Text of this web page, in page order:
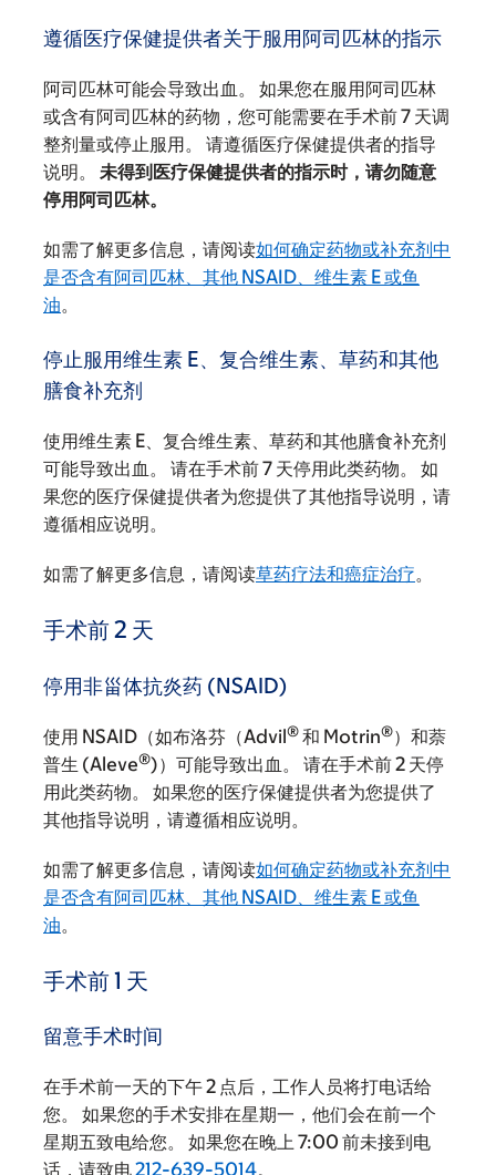
遵循医疗保健提供者关于服用阿司匹林的指示
阿司匹林可能会导致出血。 如果您在服用阿司匹林
或含有阿司匹林的药物，您可能需要在手术前 7 天调
整剂量或停止服用。 请遵循医疗保健提供者的指导
说明。 未得到医疗保健提供者的指示时，请勿随意
停用阿司匹林。
如需了解更多信息，请阅读如何确定药物或补充剂中
是否含有阿司匹林、其他 NSAID、维生素 E 或鱼
油。
停止服用维生素 E、复合维生素、草药和其他
膳食补充剂
使用维生素 E、复合维生素、草药和其他膳食补充剂
可能导致出血。 请在手术前 7 天停用此类药物。 如
果您的医疗保健提供者为您提供了其他指导说明，请
遵循相应说明。
如需了解更多信息，请阅读草药疗法和癌症治疗。
手术前 2 天
停用非甾体抗炎药 (NSAID)
使用 NSAID（如布洛芬（Advil® 和 Motrin®）和萘
普生 (Aleve®)）可能导致出血。 请在手术前 2 天停
用此类药物。 如果您的医疗保健提供者为您提供了
其他指导说明，请遵循相应说明。
如需了解更多信息，请阅读如何确定药物或补充剂中
是否含有阿司匹林、其他 NSAID、维生素 E 或鱼
油。
手术前 1 天
留意手术时间
在手术前一天的下午 2 点后，工作人员将打电话给
您。 如果您的手术安排在星期一，他们会在前一个
星期五致电给您。 如果您在晚上 7:00 前未接到电
话，请致电212-639-5014。